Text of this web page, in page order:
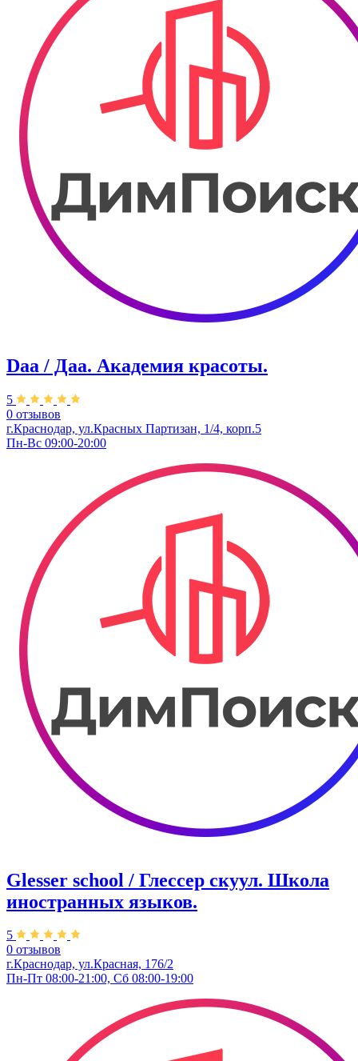
Daa / Даа. Академия красоты.
5
0 отзывов
г.Краснодар, ул.Красных Партизан, 1/4, корп.5
Пн-Вс 09:00-20:00
Glesser school / Глессер скуул. Школа
иностранных языков.
5
0 отзывов
г.Краснодар, ул.Красная, 176/2
Пн-Пт 08:00-21:00, Сб 08:00-19:00